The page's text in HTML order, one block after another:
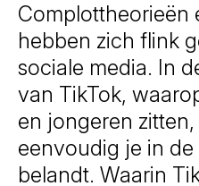
Complottheorieën
hebben zich flink
sociale media. In
van TikTok,
en jongeren
eenvoudig je in
belandt. Waarin